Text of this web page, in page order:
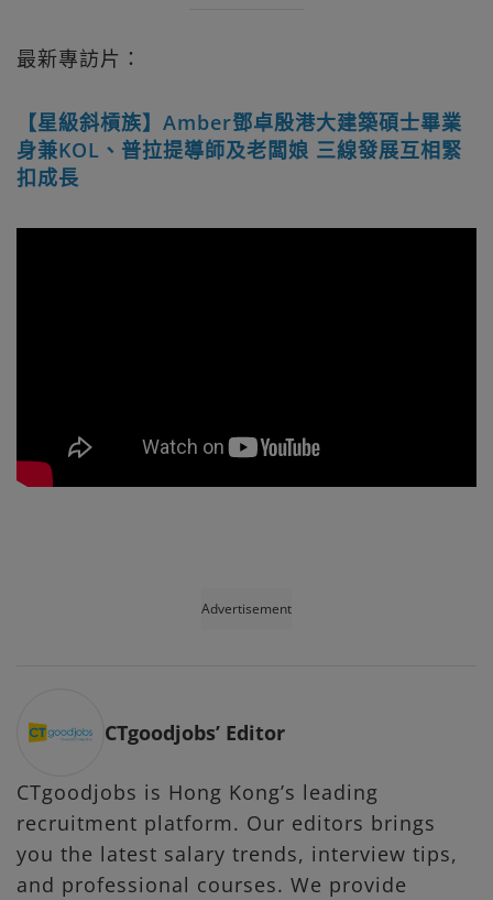
最新專訪片：
【星級斜槓族】Amber鄧卓殷港大建築碩士畢業
身兼KOL、普拉提導師及老闆娘 三線發展互相緊
扣成長
Advertisement
CTgoodjobs’ Editor
CTgoodjobs is Hong Kong’s leading
recruitment platform. Our editors brings
you the latest salary trends, interview tips,
and professional courses. We provide